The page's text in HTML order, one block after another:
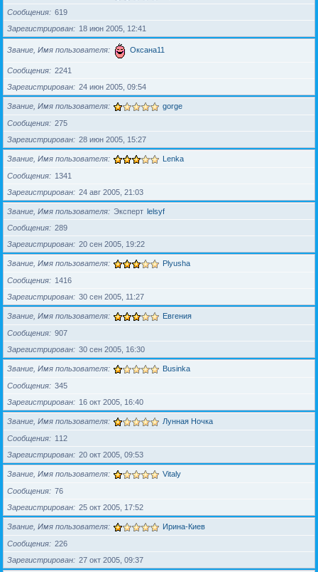
Сообщения
619
Зарегистрирован
18 июн 2005, 12:41
Звание, Имя пользователя Оксана11
Сообщения
2241
Зарегистрирован
24 июн 2005, 09:54
Звание, Имя пользователя gorge
Сообщения
275
Зарегистрирован
28 июн 2005, 15:27
Звание, Имя пользователя Lenka
Сообщения
1341
Зарегистрирован
24 авг 2005, 21:03
Звание, Имя пользователя Эксперт lelsyf
Сообщения
289
Зарегистрирован
20 сен 2005, 19:22
Звание, Имя пользователя Plyusha
Сообщения
1416
Зарегистрирован
30 сен 2005, 11:27
Звание, Имя пользователя Евгения
Сообщения
907
Зарегистрирован
30 сен 2005, 16:30
Звание, Имя пользователя Businka
Сообщения
345
Зарегистрирован
16 окт 2005, 16:40
Звание, Имя пользователя Лунная Ночка
Сообщения
112
Зарегистрирован
20 окт 2005, 09:53
Звание, Имя пользователя Vitaly
Сообщения
76
Зарегистрирован
25 окт 2005, 17:52
Звание, Имя пользователя Ирина-Киев
Сообщения
226
Зарегистрирован
27 окт 2005, 09:37